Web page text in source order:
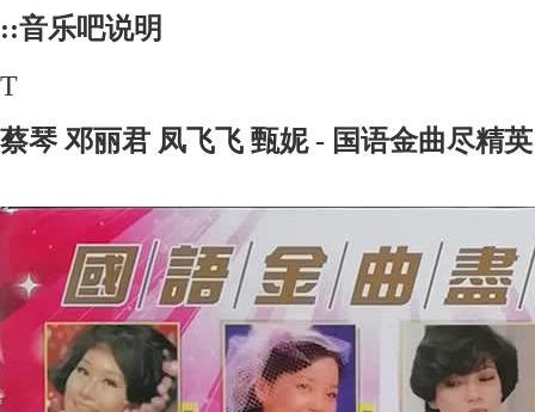
::音乐吧说明
T
蔡琴 邓丽君 凤飞飞 甄妮 - 国语金曲尽精